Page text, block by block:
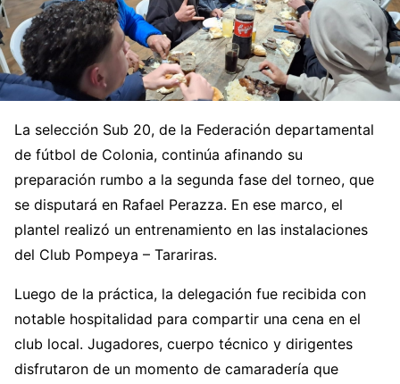
La selección Sub 20, de la Federación departamental
de fútbol de Colonia, continúa afinando su
preparación rumbo a la segunda fase del torneo, que
se disputará en Rafael Perazza. En ese marco, el
plantel realizó un entrenamiento en las instalaciones
del Club Pompeya – Tarariras.
Luego de la práctica, la delegación fue recibida con
notable hospitalidad para compartir una cena en el
club local. Jugadores, cuerpo técnico y dirigentes
disfrutaron de un momento de camaradería que